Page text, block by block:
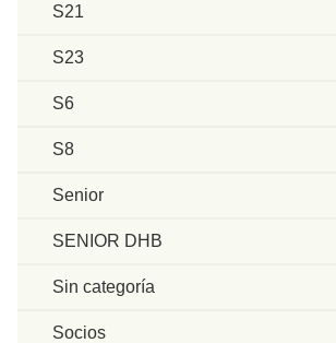
S21
S23
S6
S8
Senior
SENIOR DHB
Sin categoría
Socios